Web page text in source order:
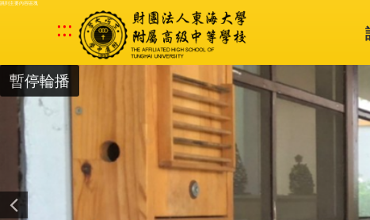
跳到主要內容區塊
:::
暫停輪播